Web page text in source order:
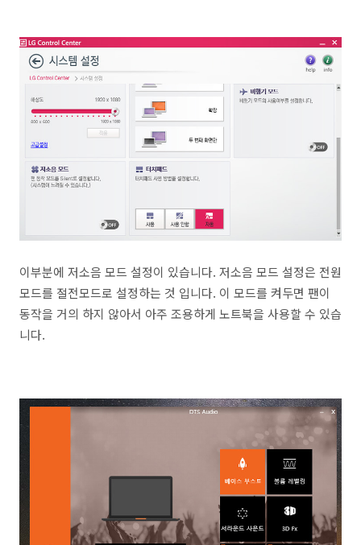
이부분에 저소음 모드 설정이 있습니다. 저소음 모드 설정은 전원
모드를 절전모드로 설정하는 것 입니다. 이 모드를 켜두면 팬이
동작을 거의 하지 않아서 아주 조용하게 노트북을 사용할 수 있습
니다.